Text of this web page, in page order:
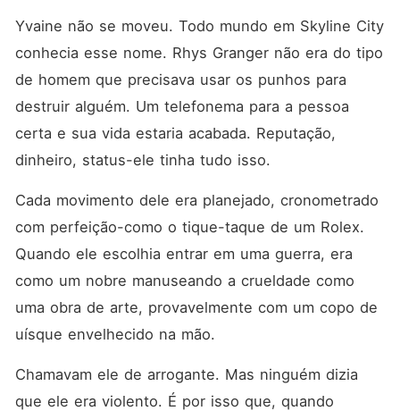
Yvaine não se moveu. Todo mundo em Skyline City
conhecia esse nome. Rhys Granger não era do tipo
de homem que precisava usar os punhos para
destruir alguém. Um telefonema para a pessoa
certa e sua vida estaria acabada. Reputação,
dinheiro, status-ele tinha tudo isso.
Cada movimento dele era planejado, cronometrado
com perfeição-como o tique-taque de um Rolex.
Quando ele escolhia entrar em uma guerra, era
como um nobre manuseando a crueldade como
uma obra de arte, provavelmente com um copo de
uísque envelhecido na mão.
Chamavam ele de arrogante. Mas ninguém dizia
que ele era violento. É por isso que, quando